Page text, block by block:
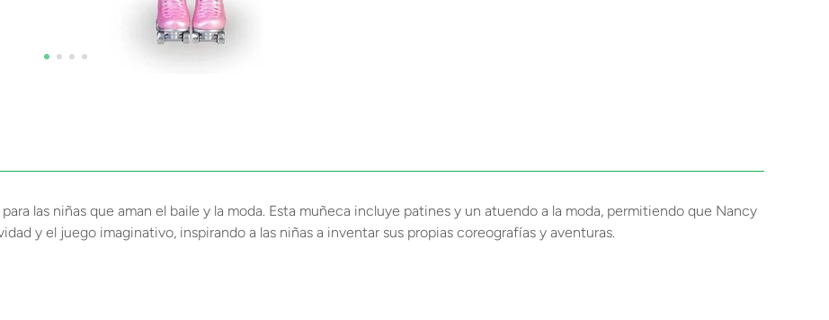
las niñas que aman el baile y la moda. Esta muñeca incluye patines y un atuendo a la moda, permitiendo que Nancy
y el juego imaginativo, inspirando a las niñas a inventar sus propias coreografías y aventuras.